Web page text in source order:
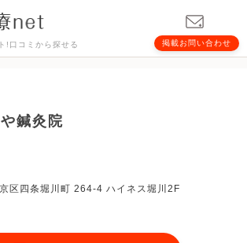
!口コミから探せる 掲載お問い合わせ
鍼灸院
区四条堀川町 264-4 ハイネス堀川2F